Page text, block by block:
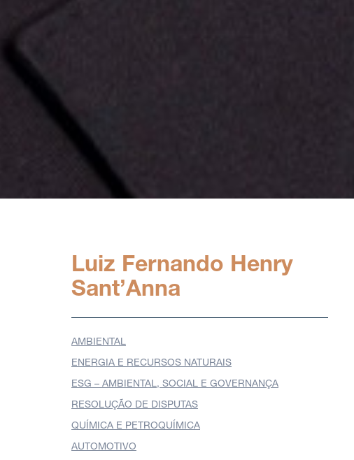
Luiz Fernando Henry
Sant’Anna
AMBIENTAL
ENERGIA E RECURSOS NATURAIS
ESG – AMBIENTAL, SOCIAL E GOVERNANÇA
RESOLUÇÃO DE DISPUTAS
QUÍMICA E PETROQUÍMICA
AUTOMOTIVO